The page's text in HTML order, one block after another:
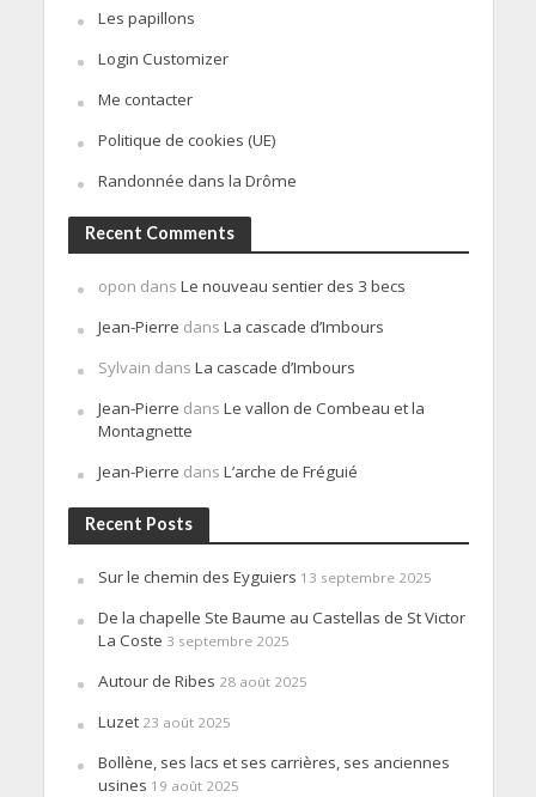
Les papillons
Login Customizer
Me contacter
Politique de cookies (UE)
Randonnée dans la Drôme
Recent Comments
opon dans Le nouveau sentier des 3 becs
Jean-Pierre dans La cascade d’Imbours
Sylvain dans La cascade d’Imbours
Jean-Pierre dans Le vallon de Combeau et la
Montagnette
Jean-Pierre dans L’arche de Fréguié
Recent Posts
Sur le chemin des Eyguiers 13 septembre 2025
De la chapelle Ste Baume au Castellas de St Victor
La Coste 3 septembre 2025
Autour de Ribes 28 août 2025
Luzet 23 août 2025
Bollène, ses lacs et ses carrières, ses anciennes
usines 19 août 2025